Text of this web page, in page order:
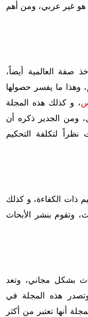
هو غير عربي، ومن أهم
صفة العالمية أيضاً،
وهذا ما يفسر حصولها
، و كذلك هذه المجلة
ومن الجدير ذكره أن
لتكلفة التحكيم
ذات الكفاءة، و كذلك
وتقوم بنشر الأبحاث
بشكل مجاني، وتعد
بدأت بالصدور منذ العام 1989م، وتصدر هذه المجلة في
أنها تعتبر من أكثر